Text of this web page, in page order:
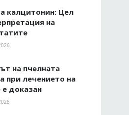
калцитонин: Цел
на
на пчелната
при лечението на
е доказан